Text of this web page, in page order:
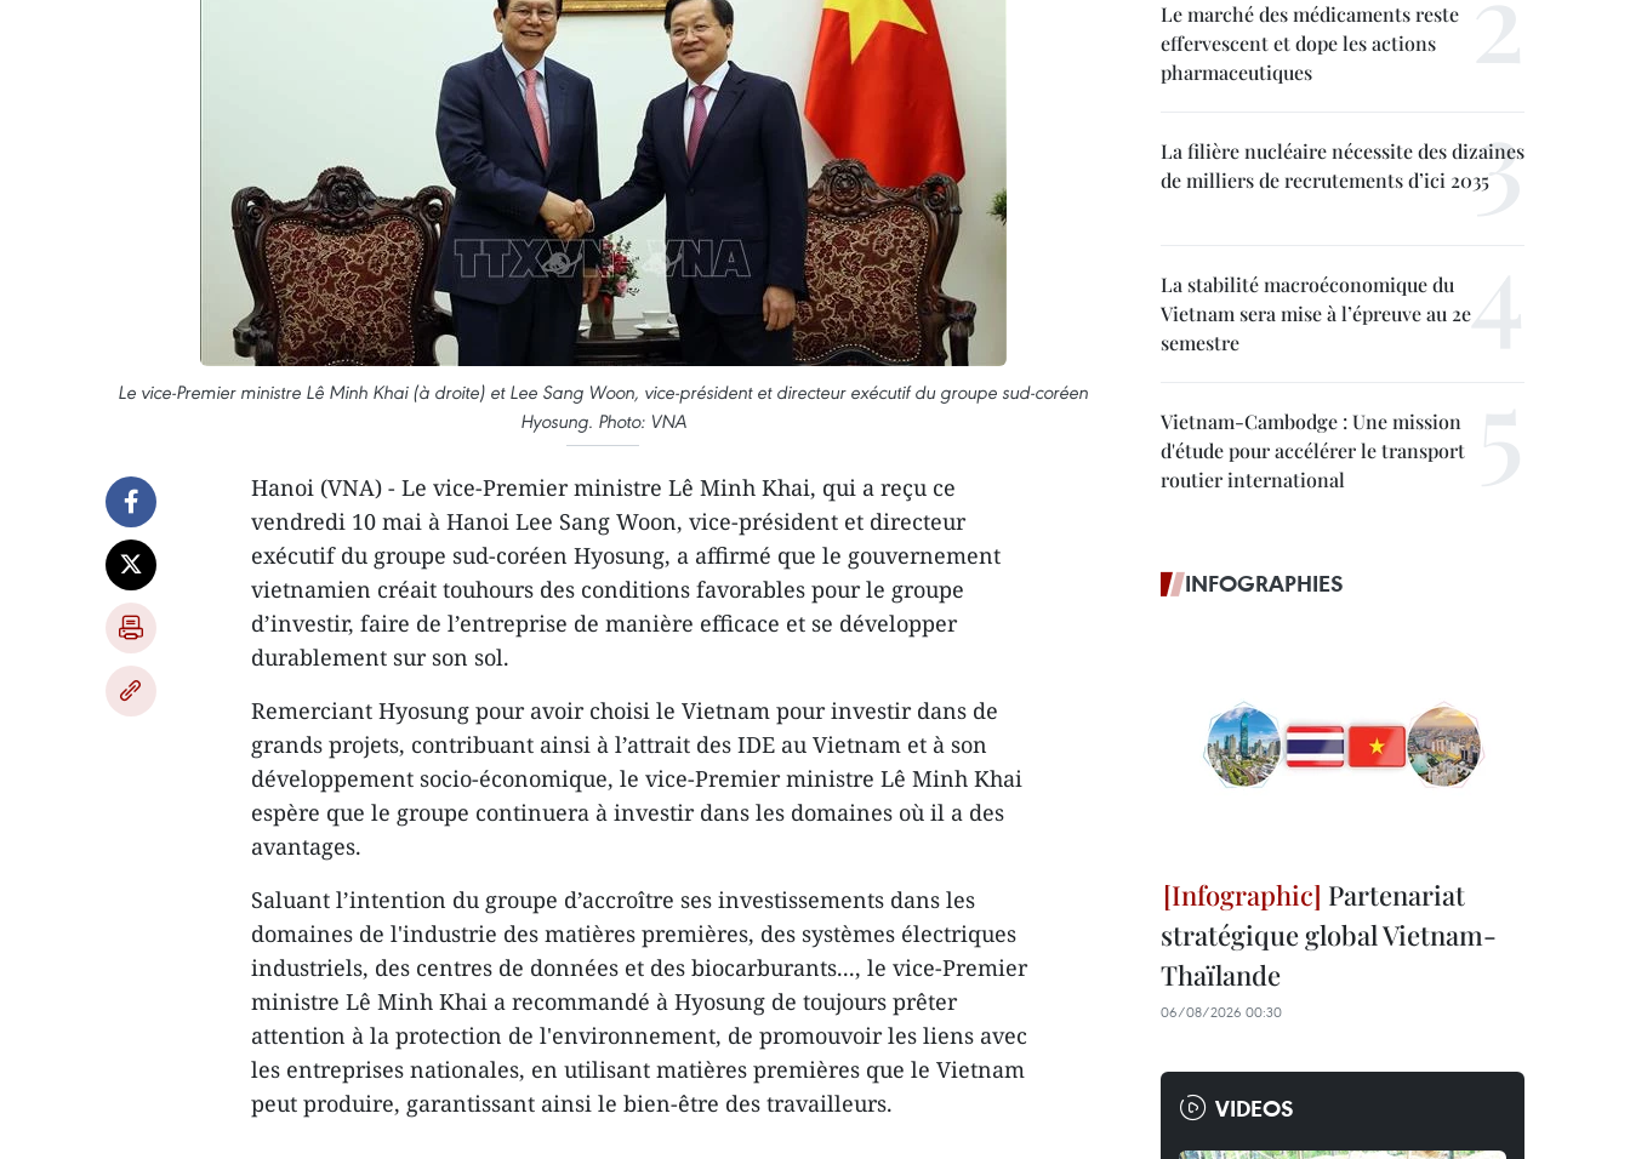
Le vice-Premier ministre Lê Minh Khai (à droite) et Lee Sang Woon, vice-président et directeur exécutif du groupe sud-coréen
Hyosung. Photo: VNA
Hanoi (VNA) - Le vice-Premier ministre Lê Minh Khai, qui a reçu ce
vendredi 10 mai à Hanoi Lee Sang Woon, vice-président et directeur
exécutif du groupe sud-coréen Hyosung, a affirmé que le gouvernement
vietnamien créait touhours des conditions favorables pour le groupe
d’investir, faire de l’entreprise de manière efficace et se développer
durablement sur son sol.
Remerciant Hyosung pour avoir choisi le Vietnam pour investir dans de
grands projets, contribuant ainsi à l’attrait des IDE au Vietnam et à son
développement socio-économique, le vice-Premier ministre Lê Minh Khai
espère que le groupe continuera à investir dans les domaines où il a des
avantages.
Saluant l’intention du groupe d’accroître ses investissements dans les
domaines de l'industrie des matières premières, des systèmes électriques
industriels, des centres de données et des biocarburants..., le vice-Premier
ministre Lê Minh Khai a recommandé à Hyosung de toujours prêter
attention à la protection de l'environnement, de promouvoir les liens avec
les entreprises nationales, en utilisant matières premières que le Vietnam
peut produire, garantissant ainsi le bien-être des travailleurs.
Le marché des médicaments reste
effervescent et dope les actions
pharmaceutiques
La filière nucléaire nécessite des dizaines
de milliers de recrutements d’ici 2035
La stabilité macroéconomique du
Vietnam sera mise à l’épreuve au 2e
semestre
Vietnam-Cambodge : Une mission
d'étude pour accélérer le transport
routier international
INFOGRAPHIES
Partenariat
stratégique global Vietnam-
Thaïlande
06/08/2026 00:30
VIDEOS